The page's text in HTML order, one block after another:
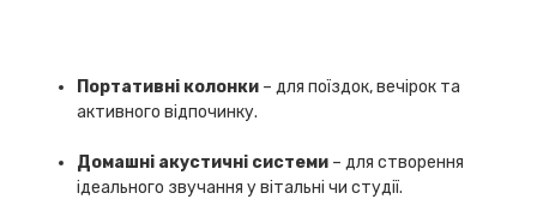
Портативні колонки – для поїздок, вечірок та
активного відпочинку.
Домашні акустичні системи – для створення
ідеального звучання у вітальні чи студії.